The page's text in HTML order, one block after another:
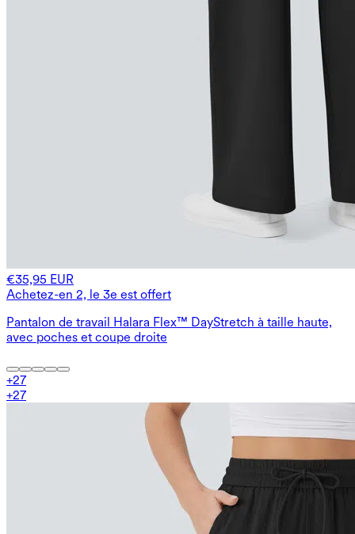
€35,95 EUR
Achetez-en 2, le 3e est offert
Pantalon de travail Halara Flex™ DayStretch à taille haute,
avec poches et coupe droite
+27
+27